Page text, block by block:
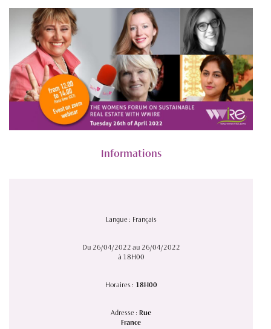
Informations
Langue : Français
Du 26/04/2022 au 26/04/2022
à 18H00
Horaires : 18H00
Adresse : Rue
France